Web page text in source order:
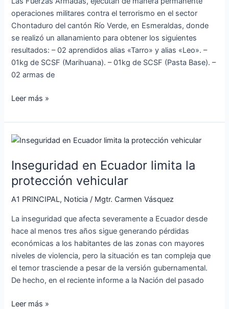
operaciones militares contra el terrorismo en el sector
Chontaduro del cantón Río Verde, en Esmeraldas, donde
se realizó un allanamiento para obtener los siguientes
resultados: – ⁠02 aprendidos alias «Tarro» y alias «Leo». –
01kg de SCSF (Marihuana). – ⁠01kg de SCSF (Pasta Base). –
⁠02 armas de
Leer más »
Inseguridad en Ecuador limita la
protección vehicular
A1 PRINCIPAL, Noticia / Mgtr. Carmen Vásquez
La inseguridad que afecta severamente a Ecuador desde
hace al menos tres años sigue generando pérdidas
económicas a los habitantes de las zonas con mayores
niveles de violencia, pero la situación es tan compleja que
el temor trasciende a pesar de la versión gubernamental.
De hecho, en el reciente informe a la Nación del pasado
Inseguridad
Ecuador
limita
la
protección
Leer más »